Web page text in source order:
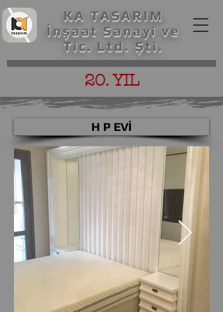
KA TASARIM
İnşaat Sanayi ve
Tic. Ltd. Şti.
20. YIL
H P EVİ